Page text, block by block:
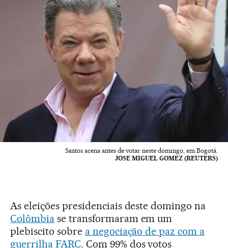
Santos acena antes de votar neste domingo, em Bogotá.
JOSE MIGUEL GOMEZ (REUTERS)
As eleições presidenciais deste domingo na
Colômbiase transformaram em um
plebiscito sobre a negociação de paz com a
guerrilha FARC. Com 99% dos votos